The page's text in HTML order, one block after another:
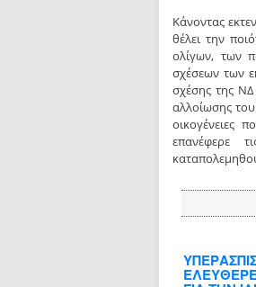
Κάνοντας
θέλει την
ολίγων, των
σχέσεων των
σχέσης της
αλλοίωσης
οικογένειες
επανέφερε